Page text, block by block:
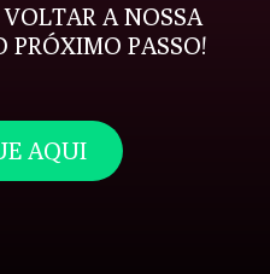
A NOSSA
PRÓXIMO PASSO!
AQUI